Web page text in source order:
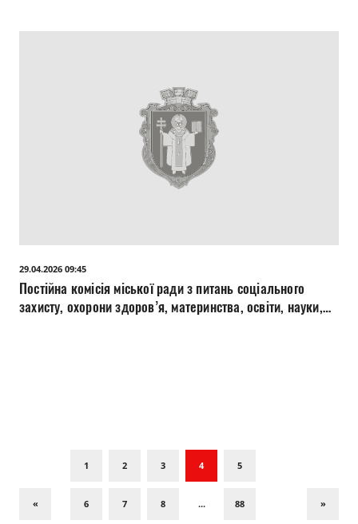
29.04.2026 09:45
Постійна комісія міської ради з питань соціального
захисту, охорони здоров’я, материнства, освіти, науки,
«
1 2 3 4 5
6 7 8 ... 88 »